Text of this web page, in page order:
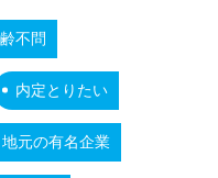
不問
内定とりたい
地元の有名企業